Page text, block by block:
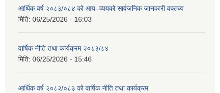
आर्थिक वर्ष २०८३/०८४ को आय–व्ययको सार्वजनिक जानकारी वक्तव्य
मिति: 06/25/2026 - 16:03
वार्षिक नीति तथा कार्यक्रम २०८३/८४
मिति: 06/25/2026 - 15:46
आर्थिक वर्ष २०८२/०८३ को वार्षिक नीति तथा कार्यक्रम